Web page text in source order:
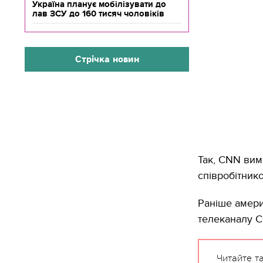
Україна планує мобілізувати до
лав ЗСУ до 160 тисяч чоловіків
Стрічка новин
Так, CNN
Раніше
телеканалу
Читайте